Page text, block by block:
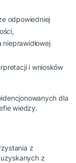
odpowiedniej
i wniosków
dla
wiedzy.
z
z